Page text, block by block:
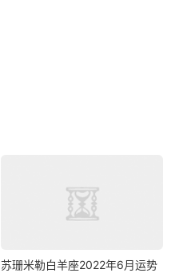
苏珊米勒白羊座2022年6月运势